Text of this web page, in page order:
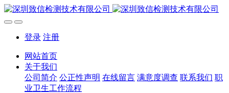
登录 注册
网站首页
关于我们
公司简介 公正性声明 在线留言 满意度调查 联系我们 职
业卫生工作流程